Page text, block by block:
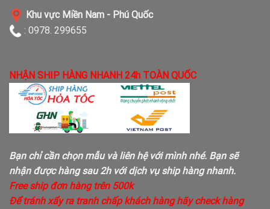
Khu vực Miền Nam - Phú Quốc
: 0978. 299655
NHẬN SHIP HÀNG NHANH 24h TOÀN QUỐC
Bạn chỉ cần chọn mẫu và liên hệ với mình nhé. Bạn sẽ
nhận được hàng sau 2h với dịch vụ ship hàng nhanh.
Free ship đơn hàng trên 500k
Để tránh xẩy ra tranh chấp khách hàng hãy check hàng